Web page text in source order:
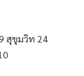
สุขุมวิท 24